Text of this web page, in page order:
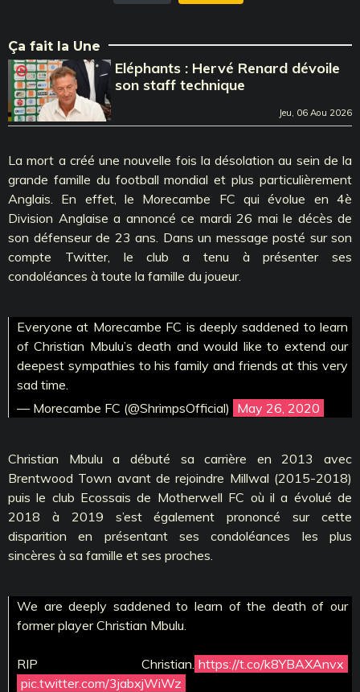
Ça fait la Une
Eléphants : Hervé Renard dévoile
son staff technique
Jeu, 06 Aou 2026
La mort a créé une nouvelle fois la désolation au sein de la
grande famille du football mondial et plus particulièrement
Anglais. En effet, le Morecambe FC qui évolue en 4è
Division Anglaise a annoncé ce mardi 26 mai le décès de
son défenseur de 23 ans. Dans un message posté sur son
compte Twitter, le club a tenu à présenter ses
condoléances à toute la famille du joueur.
Everyone at Morecambe FC is deeply saddened to learn
of Christian Mbulu’s death and would like to extend our
deepest sympathies to his family and friends at this very
sad time.
— Morecambe FC (@ShrimpsOfficial) May 26, 2020
Christian Mbulu a débuté sa carrière en 2013 avec
Brentwood Town avant de rejoindre Millwal (2015-2018)
puis le club Ecossais de Motherwell FC où il a évolué de
2018 à 2019 s’est également prononcé sur cette
disparition en présentant ses condoléances les plus
sincères à sa famille et ses proches.
We are deeply saddened to learn of the death of our
former player Christian Mbulu.
RIP Christian. https://t.co/k8YBAXAnvx
pic.twitter.com/3jabxjWiWz